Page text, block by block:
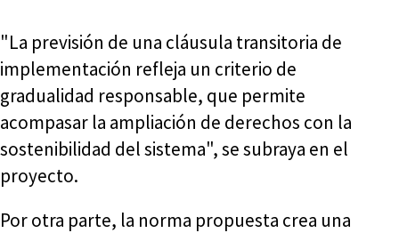
"La previsión de una cláusula transitoria de
implementación refleja un criterio de
gradualidad responsable, que permite
acompasar la ampliación de derechos con la
sostenibilidad del sistema", se subraya en el
proyecto.
Por otra parte, la norma propuesta crea una